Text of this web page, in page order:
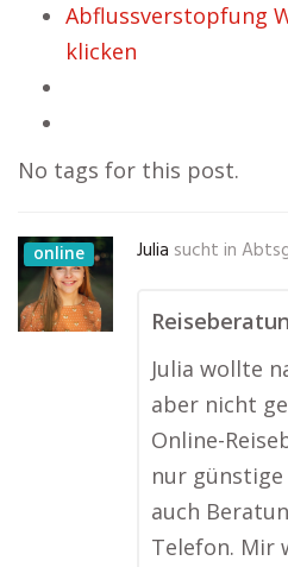
Abflussverstopfung
klicken
No tags for this post.
online Julia sucht in
Julia wollte
aber nicht
Online-
nur günstige
auch
Telefon. Mir